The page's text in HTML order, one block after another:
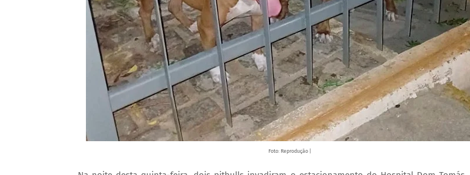
Foto: Reprodução |